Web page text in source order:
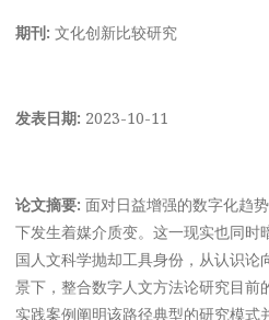
期刊: 文化创新比较研究
发表日期: 2023-10-11
论文摘要: 面对日益增强的数字化趋
下发生着媒介质变。这一现实也同时
国人文科学抛却工具身份，从认识论
景下，整合数字人文方法论研究目前
实践案例阐明该路径典型的研究模式